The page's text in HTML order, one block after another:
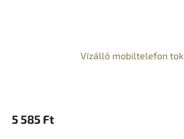
Vízálló mobiltelefon tok
5 585 Ft